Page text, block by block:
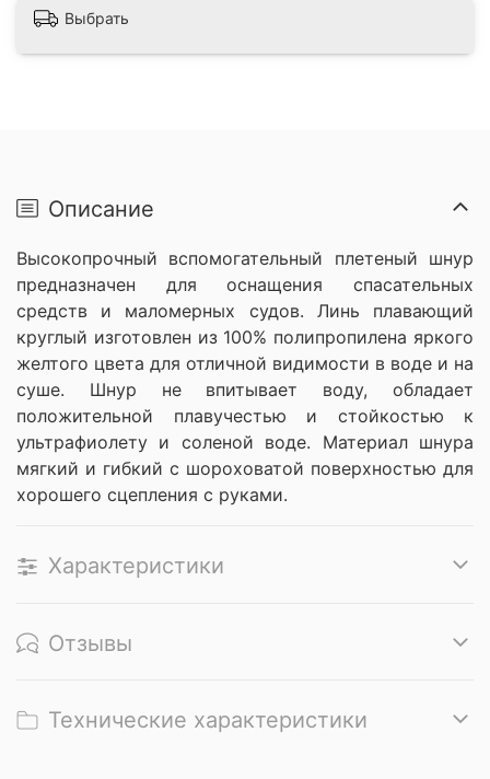
Выбрать
Описание
Высокопрочный вспомогательный плетеный шнур
предназначен для оснащения спасательных
средств и маломерных судов. Линь плавающий
круглый изготовлен из 100% полипропилена яркого
желтого цвета для отличной видимости в воде и на
суше. Шнур не впитывает воду, обладает
положительной плавучестью и стойкостью к
ультрафиолету и соленой воде. Материал шнура
мягкий и гибкий с шороховатой поверхностью для
хорошего сцепления с руками.
Характеристики
Отзывы
Технические характеристики